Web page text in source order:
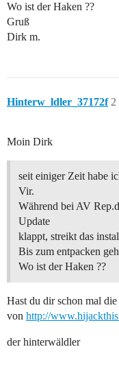
Wo ist der Haken ??
Gruß
Dirk m.
Hinterw_ldler_37172f 2
Moin Dirk
seit einiger Zeit habe
Vir.
Während bei AV
Update
klappt, streikt das
Bis zum entpacken
Wo ist der Haken ??
Hast du dir schon mal
von http://
der hinterwäldler